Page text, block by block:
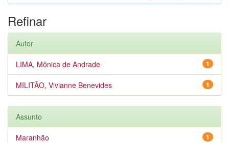
Refinar
Autor
1
LIMA, Mônica de Andrade
1
MILITÃO, Vivianne Benevides
Assunto
1
Maranhão